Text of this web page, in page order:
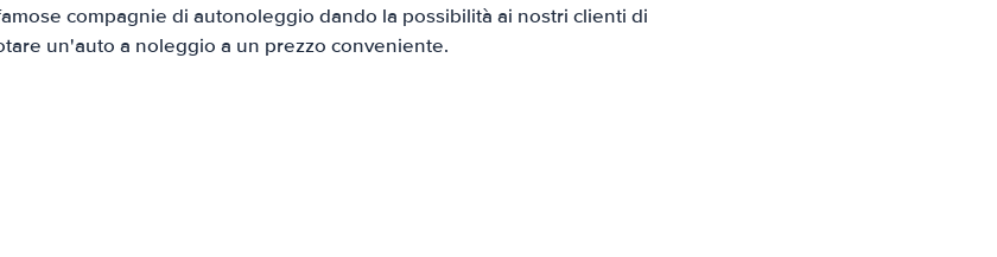
compagnie di autonoleggio dando la possibilità ai nostri clienti di
un'auto a noleggio a un prezzo conveniente.